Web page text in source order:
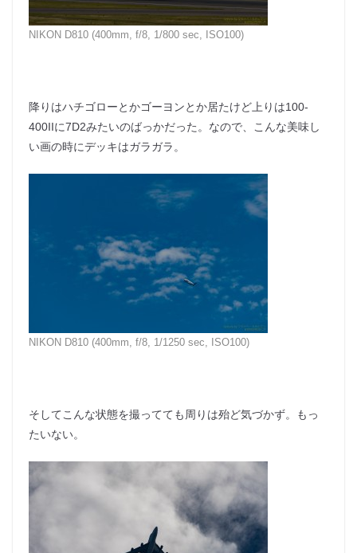
NIKON D810 (400mm, f/8, 1/800 sec, ISO100)
降りはハチゴローとかゴーヨンとか居たけど上りは100-
400IIに7D2みたいのばっかだった。なので、こんな美味し
い画の時にデッキはガラガラ。
NIKON D810 (400mm, f/8, 1/1250 sec, ISO100)
そしてこんな状態を撮ってても周りは殆ど気づかず。もっ
たいない。